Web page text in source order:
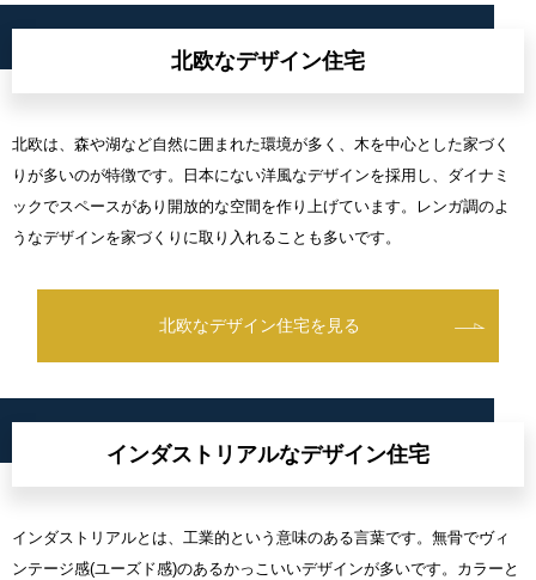
北欧なデザイン住宅
北欧は、森や湖など自然に囲まれた環境が多く、木を中心とした家づく
りが多いのが特徴です。日本にない洋風なデザインを採用し、ダイナミ
ックでスペースがあり開放的な空間を作り上げています。レンガ調のよ
うなデザインを家づくりに取り入れることも多いです。
北欧なデザイン住宅を見る
インダストリアルなデザイン住宅
インダストリアルとは、工業的という意味のある言葉です。無骨でヴィ
ンテージ感(ユーズド感)のあるかっこいいデザインが多いです。カラーと